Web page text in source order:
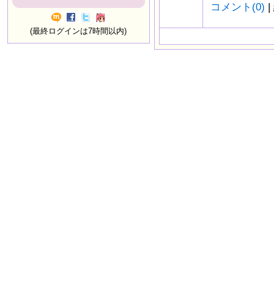
(最終ログインは7時間以内)
コメント(0) |